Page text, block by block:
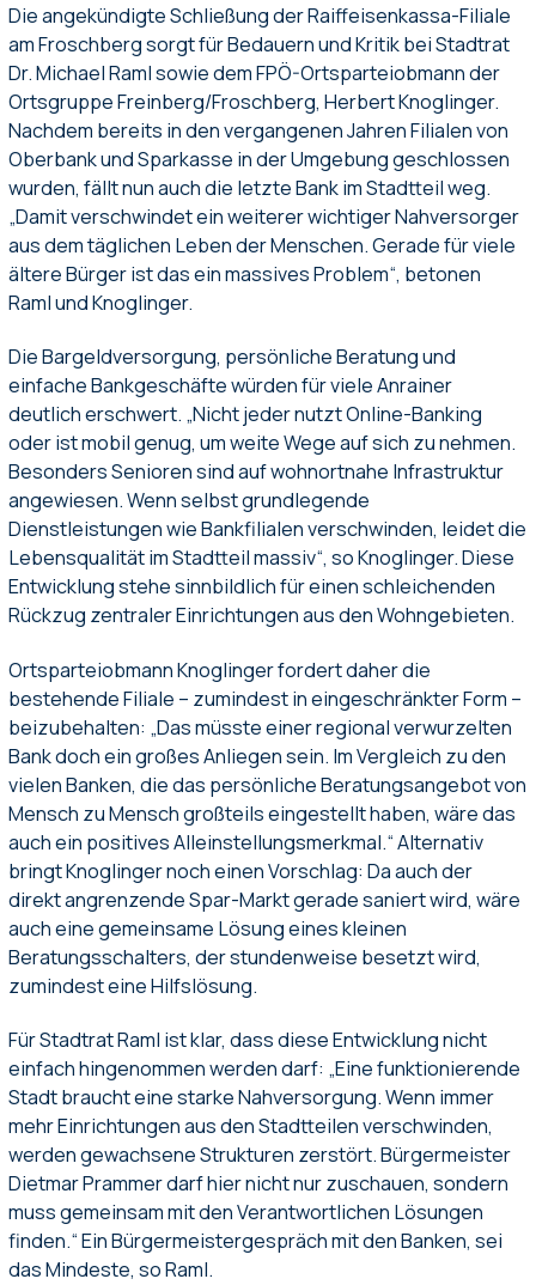
Die angekündigte Schließung der Raiffeisenkassa-Filiale
am Froschberg sorgt für Bedauern und Kritik bei Stadtrat
Dr. Michael Raml sowie dem FPÖ-Ortsparteiobmann der
Ortsgruppe Freinberg/Froschberg, Herbert Knoglinger.
Nachdem bereits in den vergangenen Jahren Filialen von
Oberbank und Sparkasse in der Umgebung geschlossen
wurden, fällt nun auch die letzte Bank im Stadtteil weg.
„Damit verschwindet ein weiterer wichtiger Nahversorger
aus dem täglichen Leben der Menschen. Gerade für viele
ältere Bürger ist das ein massives Problem“, betonen
Raml und Knoglinger.
Die Bargeldversorgung, persönliche Beratung und
einfache Bankgeschäfte würden für viele Anrainer
deutlich erschwert. „Nicht jeder nutzt Online-Banking
oder ist mobil genug, um weite Wege auf sich zu nehmen.
Besonders Senioren sind auf wohnortnahe Infrastruktur
angewiesen. Wenn selbst grundlegende
Dienstleistungen wie Bankfilialen verschwinden, leidet die
Lebensqualität im Stadtteil massiv“, so Knoglinger. Diese
Entwicklung stehe sinnbildlich für einen schleichenden
Rückzug zentraler Einrichtungen aus den Wohngebieten.
Ortsparteiobmann Knoglinger fordert daher die
bestehende Filiale – zumindest in eingeschränkter Form –
beizubehalten: „Das müsste einer regional verwurzelten
Bank doch ein großes Anliegen sein. Im Vergleich zu den
vielen Banken, die das persönliche Beratungsangebot von
Mensch zu Mensch großteils eingestellt haben, wäre das
auch ein positives Alleinstellungsmerkmal.“ Alternativ
bringt Knoglinger noch einen Vorschlag: Da auch der
direkt angrenzende Spar-Markt gerade saniert wird, wäre
auch eine gemeinsame Lösung eines kleinen
Beratungsschalters, der stundenweise besetzt wird,
zumindest eine Hilfslösung.
Für Stadtrat Raml ist klar, dass diese Entwicklung nicht
einfach hingenommen werden darf: „Eine funktionierende
Stadt braucht eine starke Nahversorgung. Wenn immer
mehr Einrichtungen aus den Stadtteilen verschwinden,
werden gewachsene Strukturen zerstört. Bürgermeister
Dietmar Prammer darf hier nicht nur zuschauen, sondern
muss gemeinsam mit den Verantwortlichen Lösungen
finden.“ Ein Bürgermeistergespräch mit den Banken, sei
das Mindeste, so Raml.